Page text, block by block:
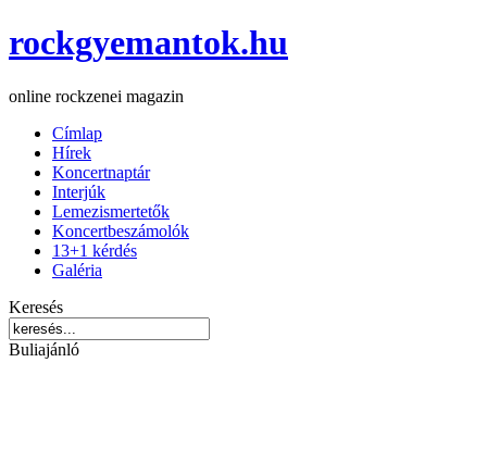
rockgyemantok.hu
online rockzenei magazin
Címlap
Hírek
Koncertnaptár
Interjúk
Lemezismertetők
Koncertbeszámolók
13+1 kérdés
Galéria
Keresés
Buliajánló